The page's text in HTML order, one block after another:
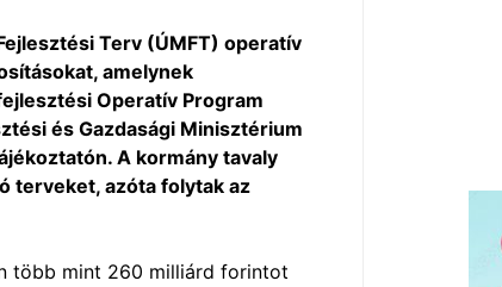
Terv (ÚMFT) operatív
amelynek
Operatív Program
és Gazdasági Minisztérium
A kormány tavaly
terveket, azóta folytak az
több mint 260 milliárd forintot